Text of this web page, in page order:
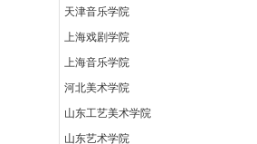
天津音乐学院
上海戏剧学院
上海音乐学院
河北美术学院
山东工艺美术学院
山东艺术学院